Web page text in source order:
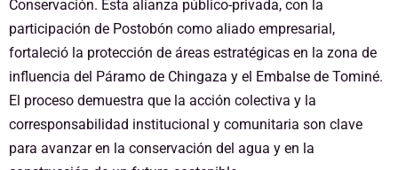
Conservación. Esta alianza público-privada, con la
participación de Postobón como aliado empresarial,
fortaleció la protección de áreas estratégicas en la zona de
influencia del Páramo de Chingaza y el Embalse de Tominé.
El proceso demuestra que la acción colectiva y la
corresponsabilidad institucional y comunitaria son clave
para avanzar en la conservación del agua y en la